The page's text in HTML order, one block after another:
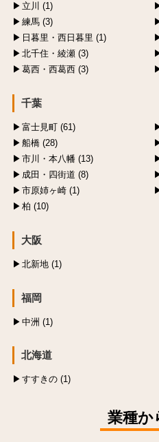
立川 (1)
練馬 (3)
日暮里・西日暮里 (1)
北千住・綾瀬 (3)
葛西・西葛西 (3)
千葉
富士見町 (61)
船橋 (28)
市川・本八幡 (13)
成田・四街道 (8)
市原姉ヶ崎 (1)
柏 (10)
大阪
北新地 (1)
福岡
中洲 (1)
北海道
すすきの (1)
業種か